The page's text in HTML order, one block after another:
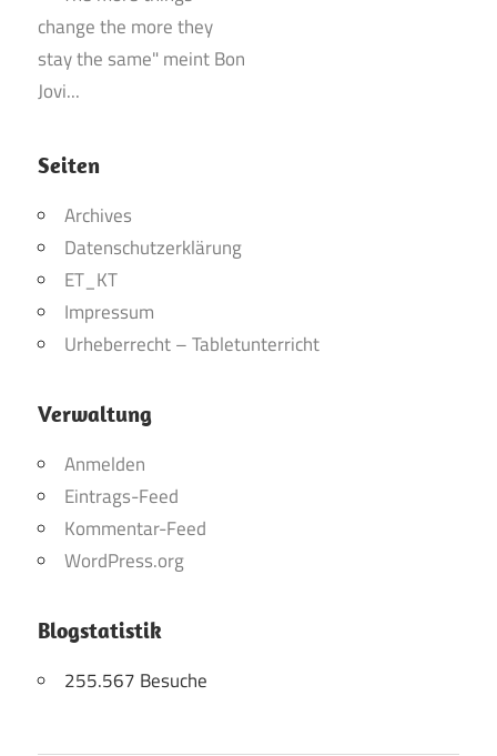
Seiten
Archives
Datenschutzerklärung
ET_KT
Impressum
Urheberrecht – Tabletunterricht
Verwaltung
Anmelden
Eintrags-Feed
Kommentar-Feed
WordPress.org
Blogstatistik
255.567 Besuche